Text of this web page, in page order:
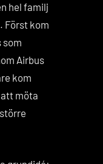
hel familj
Först kom
som
Airbus
kom
möta